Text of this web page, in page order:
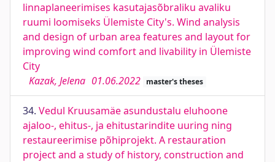
linnaplaneerimises kasutajasõbraliku avaliku
ruumi loomiseks Ülemiste City's. Wind analysis
and design of urban area features and layout for
improving wind comfort and livability in Ülemiste
City
Kazak, Jelena 01.06.2022 master's theses
34. Vedul Kruusamäe asundustalu eluhoone
ajaloo-, ehitus-, ja ehitustarindite uuring ning
restaureerimise põhiprojekt. A restauration
project and a study of history, construction and